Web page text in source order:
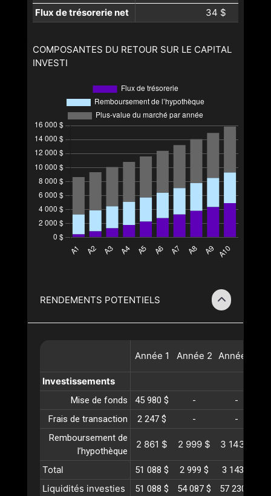
Flux de trésorerie net 34 $
COMPOSANTES DU RETOUR SUR LE CAPITAL
INVESTI
RENDEMENTS POTENTIELS
Année 1 Année 2 Année
Investissements
Mise de fonds 45 980 $ -
-
Frais de transaction
2 247 $ -
-
Remboursement de
l’hypothèque
2 861 $ 2 999 $ 3 143 $
Total 51 088 $ 2 999 $ 3 143 $
Liquidités investies 51 088 $ 54 087 $ 57 230 $